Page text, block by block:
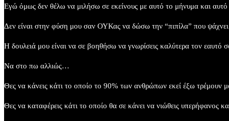
Εγώ όμως δεν θέλω να μιλήσω σε εκείνους με αυτό το μήνυμα και
Δεν είναι στην φύση μου σαν ΟΥΚας να δώσω την “πιπίλα” που
Η δουλειά μου είναι να σε βοηθήσω να γνωρίσεις καλύτερα τον εαυτό
Να στο πω αλλιώς…​
Θες να κάνεις κάτι το οποίο το 90% των ανθρώπων εκεί έξω τρέμουν
Θες να καταφέρεις κάτι το οποίο θα σε κάνει να νιώθεις υπερήφανος